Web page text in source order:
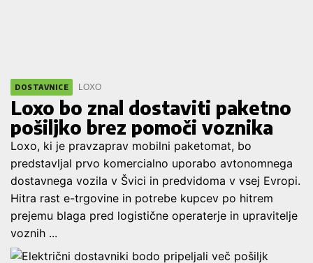
DOSTAVNICE LOXO
Loxo bo znal dostaviti paketno
pošiljko brez pomoči voznika
Loxo, ki je pravzaprav mobilni paketomat, bo
predstavljal prvo komercialno uporabo avtonomnega
dostavnega vozila v Švici in predvidoma v vsej Evropi.
Hitra rast e-trgovine in potrebe kupcev po hitrem
prejemu blaga pred logistične operaterje in upravitelje
voznih ...